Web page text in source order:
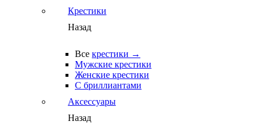
Крестики
Назад
Все крестики →
Мужские крестики
Женские крестики
С бриллиантами
Аксессуары
Назад